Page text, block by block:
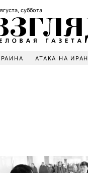
суббота
АТАКА НА ИРАН